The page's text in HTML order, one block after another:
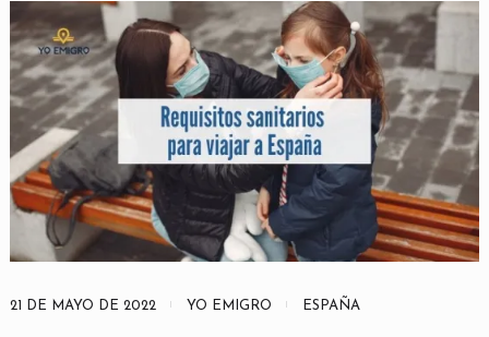
21 DE MAYO DE 2022 YO EMIGRO ESPAÑA